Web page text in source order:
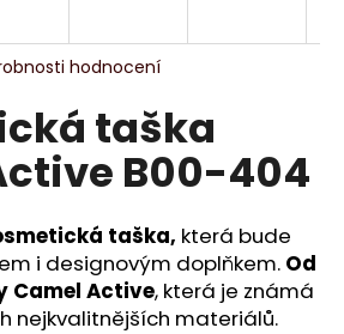
hodnocení
taška
B00-404
taška, která bude
i designovým doplňkem. Od
Camel Active, která je známá
nejkvalitnějších materiálů.
HLEDAT